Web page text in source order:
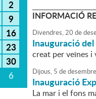
2
9
16
23
30
6
INFORMACIÓ
Divendres,20 de
Inauguració
creat per veïnes i
Dijous, 5 dedesembre
Inauguració
La mar i el fons